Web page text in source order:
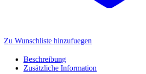
Zu Wunschliste hinzufuegen
Beschreibung
Zusätzliche Information